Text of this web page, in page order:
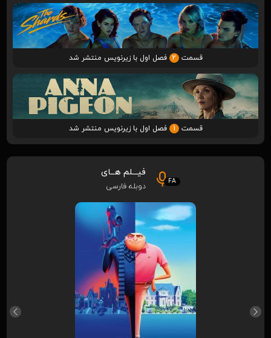
قسمت 2 فصل اول با زیرنویس منتشر شد
قسمت 1 فصل اول با زیرنویس منتشر شد
FA
فیـــلم هــای
دوبله فارسی